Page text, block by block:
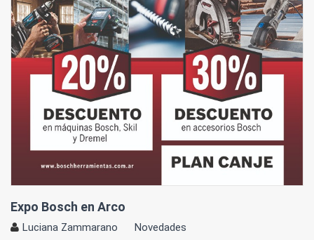
Expo Bosch en Arco
Luciana Zammarano Novedades